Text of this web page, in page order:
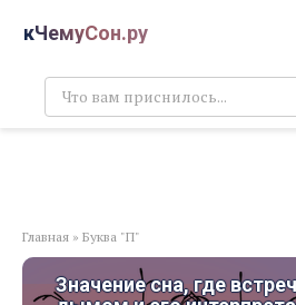
кЧемуСон.ру
Поиск:
Главная » Буква "П"
Значение сна, где